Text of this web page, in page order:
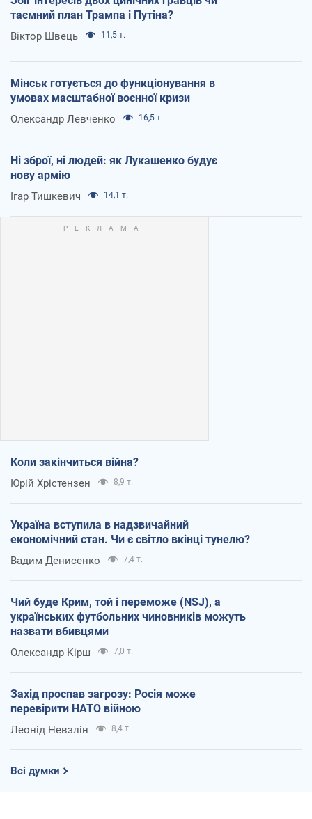
таємний план Трампа і Путіна?
Віктор Швець 11,5 т.
Мінськ готується до функціонування в
умовах масштабної воєнної кризи
Олександр Левченко 16,5 т.
Ні зброї, ні людей: як Лукашенко будує
нову армію
Ігар Тишкевич 14,1 т.
Коли закінчиться війна?
Юрій Хрістензен 8,9 т.
Україна вступила в надзвичайний
економічний стан. Чи є світло вкінці тунелю?
Вадим Денисенко 7,4 т.
Чий буде Крим, той і переможе (NSJ), а
українських футбольних чиновників можуть
назвати вбивцями
Олександр Кірш 7,0 т.
Захід проспав загрозу: Росія може
перевірити НАТО війною
Леонід Невзлін 8,4 т.
Всі думки